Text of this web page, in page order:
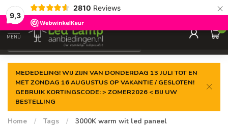
9,3
2810 Reviews ×
Gegarandeerde delaagste prijs
MENU
0
MEDEDELING! WIJ ZIJN VAN DONDERDAG 13 JULI TOT EN
MET ZONDAG 16 AUGUSTUS OP VAKANTIE / GESLOTEN!
GEBRUIK KORTINGSCODE: > ZOMER2026 < BIJ UW
BESTELLING
Home / Tags / 3000K warm wit led paneel